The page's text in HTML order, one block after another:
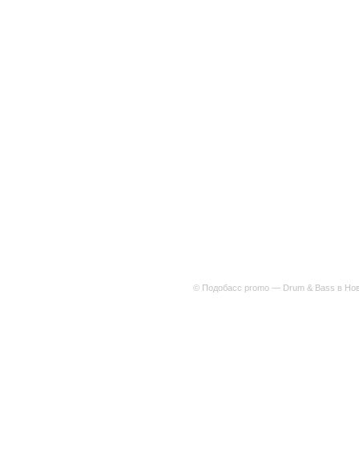
© Подобасс promo — Drum & Bass в